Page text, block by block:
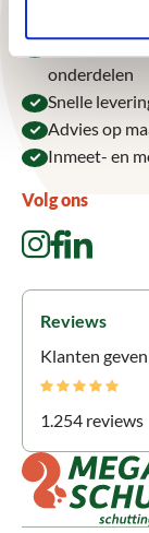
Grote
onderdelen
Snelle
Advies op
Inmeet- en
Volg ons
Reviews
Klanten
1.254 reviews